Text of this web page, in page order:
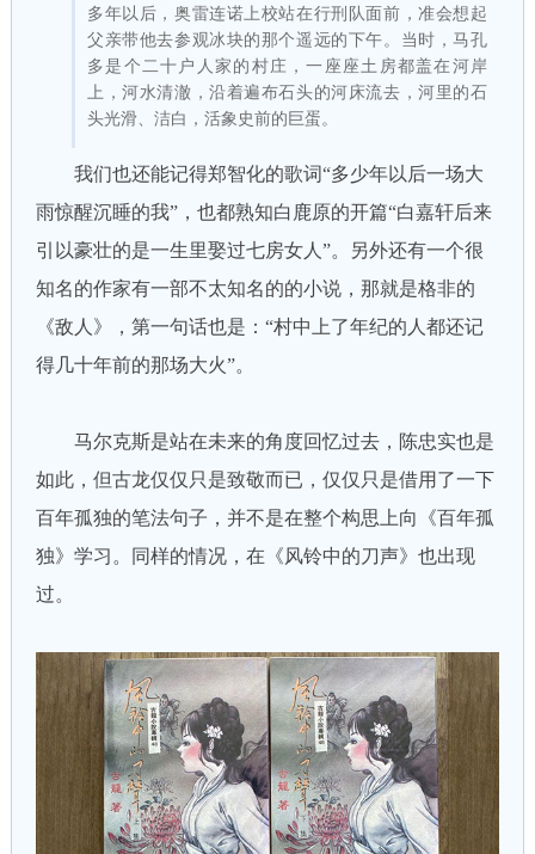
多年以后，奥雷连诺上校站在行刑队面前，准会想起
父亲带他去参观冰块的那个遥远的下午。当时，马孔
多是个二十户人家的村庄，一座座土房都盖在河岸
上，河水清澈，沿着遍布石头的河床流去，河里的石
头光滑、洁白，活象史前的巨蛋。
我们也还能记得郑智化的歌词“多少年以后一场大
雨惊醒沉睡的我”，也都熟知白鹿原的开篇“白嘉轩后来
引以豪壮的是一生里娶过七房女人”。另外还有一个很
知名的作家有一部不太知名的的小说，那就是格非的
《敌人》，第一句话也是：“村中上了年纪的人都还记
得几十年前的那场大火”。
马尔克斯是站在未来的角度回忆过去，陈忠实也是
如此，但古龙仅仅只是致敬而已，仅仅只是借用了一下
百年孤独的笔法句子，并不是在整个构思上向《百年孤
独》学习。同样的情况，在《风铃中的刀声》也出现
过。